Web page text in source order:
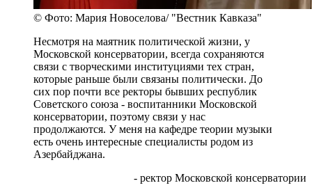
© Фото: Мария Новоселова/ "Вестник Кавказа"
Несмотря на маятник политической жизни, у
Московской консерватории, всегда сохраняются
связи с творческими институциями тех стран,
которые раньше были связаны политически. До
сих пор почти все ректоры бывших республик
Советского союза - воспитанники Московской
консерватории, поэтому связи у нас
продолжаются. У меня на кафедре теории музыки
есть очень интересные специалисты родом из
Азербайджана.
- ректор Московской консерватории